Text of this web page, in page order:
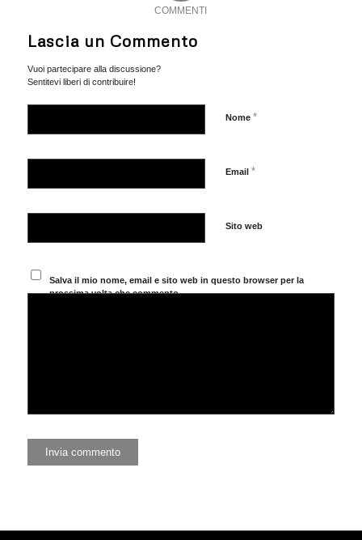
COMMENTI
Lascia un Commento
Vuoi partecipare alla discussione?
Sentitevi liberi di contribuire!
Nome *
Email *
Sito web
Salva il mio nome, email e sito web in questo browser per la
prossima volta che commento.